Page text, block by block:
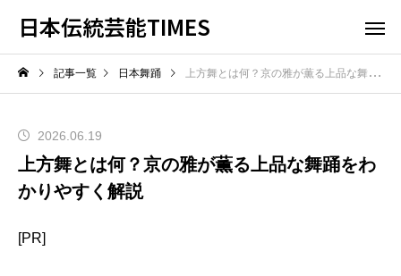
日本伝統芸能TIMES
記事一覧 日本舞踊 上方舞とは何？京の雅が薫る上品な舞踊をわかりやすく解説
2026.06.19
上方舞とは何？京の雅が薫る上品な舞踊をわ
かりやすく解説
[PR]